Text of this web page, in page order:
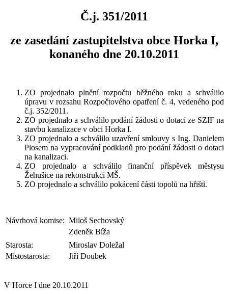
Č.j. 351/2011
ze zasedání zastupitelstva obce Horka I,
konaného dne 20.10.2011
ZO projednalo plnění rozpočtu běžného roku a schválilo
úpravu v rozsahu Rozpočtového opatření č. 4, vedeného pod
č.j. 352/2011.
ZO projednalo a schválilo podání žádosti o dotaci ze SZIF na
stavbu kanalizace v obci Horka I.
ZO projednalo a schválilo uzavření smlouvy s Ing. Danielem
Plosem na vypracování podkladů pro podání žádosti o dotaci
na kanalizaci.
ZO projednalo a schválilo finanční příspěvek městysu
Žehušice na rekonstrukci MŠ.
ZO projednalo a schválilo pokácení části topolů na hřišti.
Návrhová komise: Miloš Sechovský
Zdeněk Bíža
Starosta:
Miroslav Doležal
Místostarosta:
Jiří Doubek
V Horce I dne 20.10.2011